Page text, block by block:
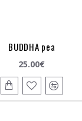
BUDDHA pea
25.00€